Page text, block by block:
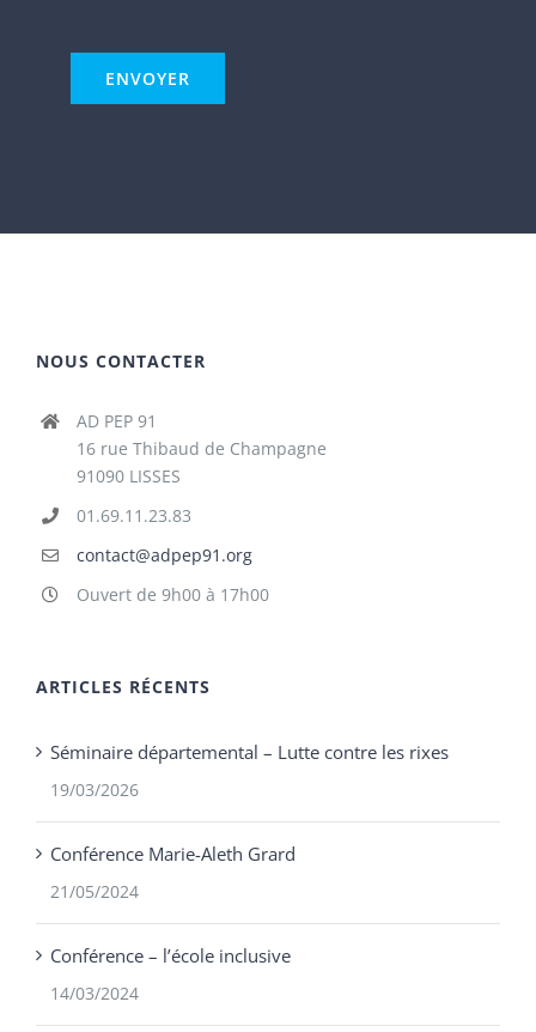
NOUS CONTACTER
AD PEP 91
16 rue Thibaud de Champagne
91090 LISSES
01.69.11.23.83
contact@adpep91.org
Ouvert de 9h00 à 17h00
ARTICLES RÉCENTS
Séminaire départemental – Lutte contre les rixes
19/03/2026
Conférence Marie-Aleth Grard
21/05/2024
Conférence – l’école inclusive
14/03/2024